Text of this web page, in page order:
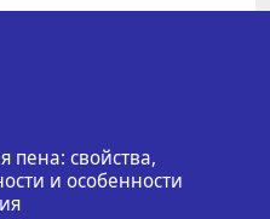
пена: свойства,
и особенности